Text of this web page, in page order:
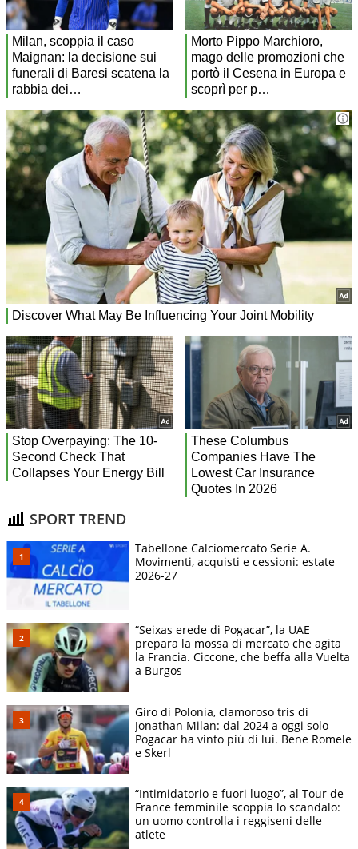
SPORT TREND
Tabellone Calciomercato Serie A.
Movimenti, acquisti e cessioni: estate
2026-27
“Seixas erede di Pogacar”, la UAE
prepara la mossa di mercato che agita
la Francia. Ciccone, che beffa alla Vuelta
a Burgos
Giro di Polonia, clamoroso tris di
Jonathan Milan: dal 2024 a oggi solo
Pogacar ha vinto più di lui. Bene Romele
e Skerl
“Intimidatorio e fuori luogo”, al Tour de
France femminile scoppia lo scandalo:
un uomo controlla i reggiseni delle
atlete